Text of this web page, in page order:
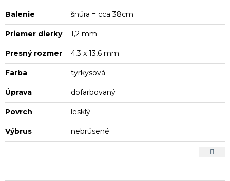
Balenie šnúra = cca 38cm
Priemer dierky 1,2 mm
Presný rozmer 4,3 x 13,6 mm
Farba tyrkysová
Úprava dofarbovaný
Povrch lesklý
Výbrus nebrúsené